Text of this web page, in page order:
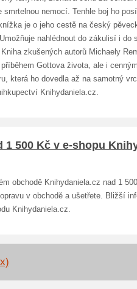
nemocí. Tenhle boj ho
je o jeho cestě na český
nahlédnout do zákulisí i do
zkušených autorů Michaely
Gottova života, ale i
která ho dovedla až na samotný
Knihydaniela.cz.
1 500 Kč v e-shopu
obchodě Knihydaniela.cz nad 1
v obchodě a ušetřete. Bližší
Knihydaniela.cz.